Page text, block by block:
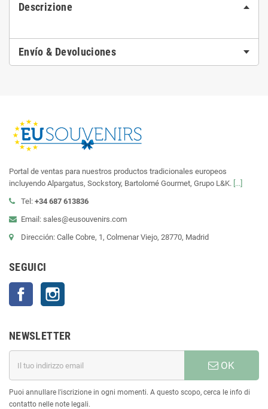
Descrizione
Envío & Devoluciones
Portal de ventas para nuestros productos tradicionales europeos
incluyendo Alpargatus, Sockstory, Bartolomé Gourmet, Grupo L&K. [...]
Tel: +34 687 613836
Email: sales@eusouvenirs.com
Dirección: Calle Cobre, 1, Colmenar Viejo, 28770, Madrid
SEGUICI
Facebook
NEWSLETTER
OK
Puoi annullare l'iscrizione in ogni momenti. A questo scopo, cerca le info di
contatto nelle note legali.